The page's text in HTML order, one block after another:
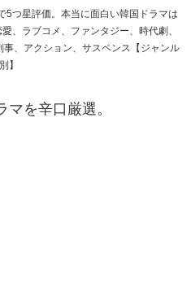
5つ星評価。本当に面白い韓国ドラマは
、ラブコメ、ファンタジー、時代劇、
、アクション、サスペンス【ジャンル
別】
マを辛口厳選。